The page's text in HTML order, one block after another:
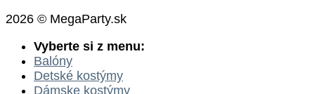
2026 © MegaParty.sk
Vyberte si z menu:
Balóny
Detské kostýmy
Dámske kostýmy